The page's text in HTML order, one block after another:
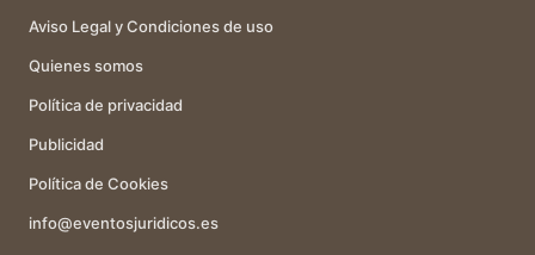
Aviso Legal y Condiciones de uso
Quienes somos
Política de privacidad
Publicidad
Política de Cookies
info@eventosjuridicos.es